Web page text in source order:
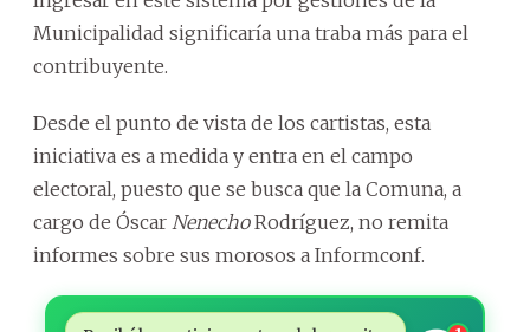
Municipalidad significaría una traba más para el
contribuyente.
Desde el punto de vista de los cartistas, esta
iniciativa es a medida y entra en el campo
electoral, puesto que se busca que la Comuna, a
cargo de Óscar NenechoRodríguez, no remita
informes sobre sus morosos a Informconf.